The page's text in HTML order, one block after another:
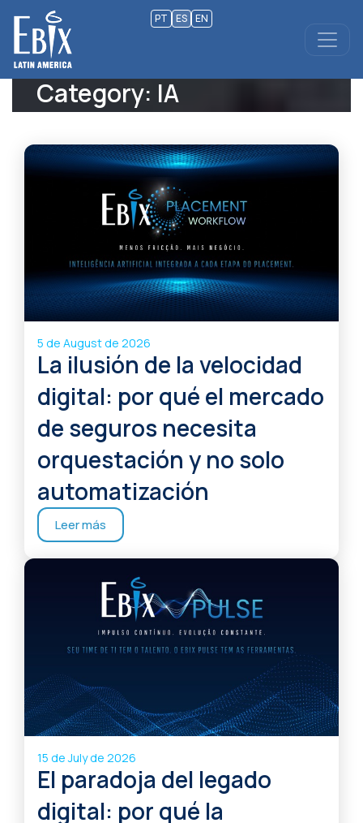
PT ES EN
Category: IA
5 de August de 2026
La ilusión de la velocidad
digital: por qué el mercado
de seguros necesita
orquestación y no solo
automatización
Leer más
15 de July de 2026
El paradoja del legado
digital: por qué la